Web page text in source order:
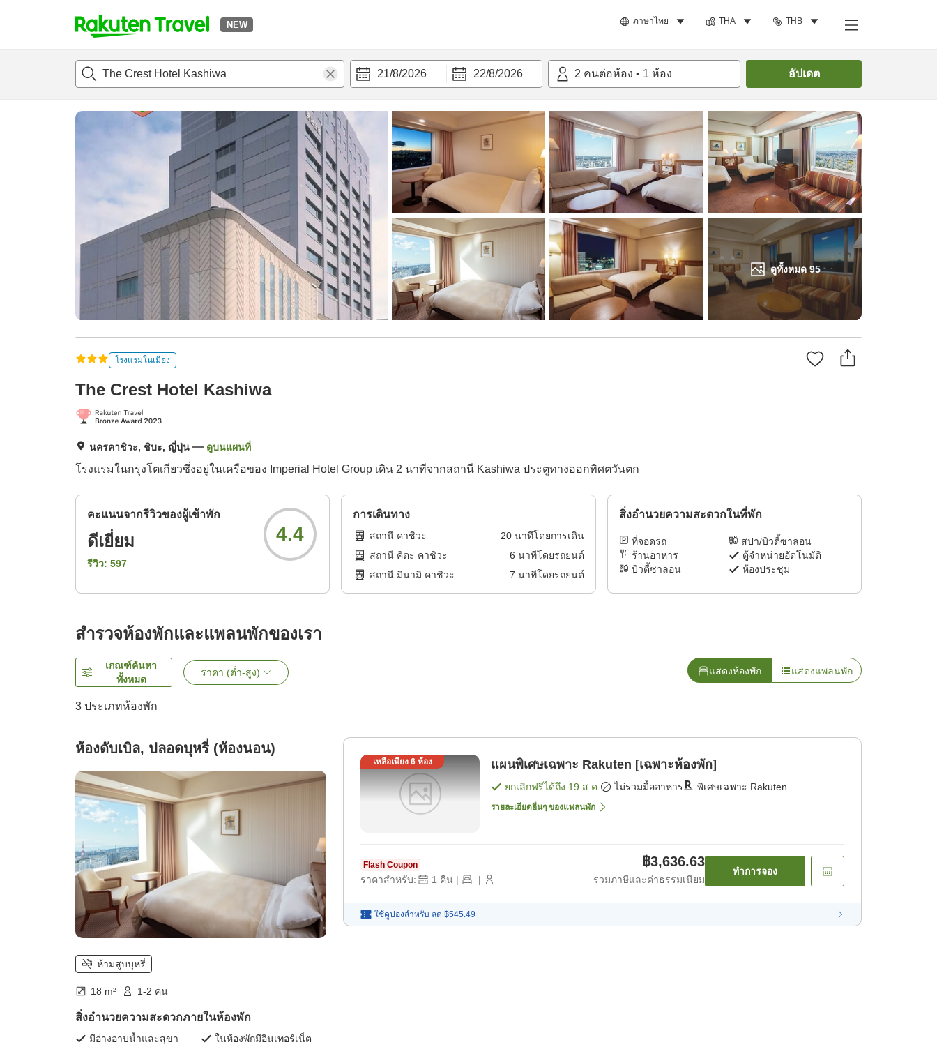
NEW ภาษาไทย THA THB
t
p
a
21/8/2026 22/8/2026 2 คนต่อห้อง • 1 ห้อง อัปเดต
ดูทั้งหมด 95
แนะนำที่พัก ห้องพักและแพลนพักรีวิว ค้นหาห้องพัก
โรงแรมในเมือง
The Crest Hotel Kashiwa
นครคาชิวะ, ชิบะ, ญี่ปุ่น ดูบนแผนที่
โรงแรมในกรุงโตเกียวซึ่งอยู่ในเครือของ Imperial Hotel Group เดิน 2 นาทีจากสถานี Kashiwa ประตูทางออกทิศตวันตก
คะแนนจากรีวิวของผู้เข้าพัก
ดีเยี่ยม
รีวิว: 597
4.4
การเดินทาง
สถานี คาชิวะ 20นาทีโดยการเดิน
สถานี คิตะ คาชิวะ
6 นาทีโดยรถยนต์
สถานี มินามิ คาชิวะ
7 นาทีโดยรถยนต์
สิ่งอำนวยความสะดวกในที่พัก
ที่จอดรถ
สปา/บิวตี้ซาลอน
ร้านอาหาร
ตู้จำหน่ายอัตโนมัติ
บิวตี้ซาลอน
ห้องประชุม
สำรวจห้องพักและแพลนพักของเรา
เกณฑ์ค้นหา
ทั้งหมด
ราคา (ต่ำ-สูง) แสดงห้องพัก แสดงแพลนพัก
3 ประเภทห้องพัก
ห้องดับเบิล, ปลอดบุหรี่ (ห้องนอน)
ห้ามสูบบุหรี่
18 m² 1-2 คน
สิ่งอำนวยความสะดวกภายในห้องพัก
มีอ่างอาบน้ำและสุขา ในห้องพักมีอินเทอร์เน็ต
เหลือเพียง 6ห้อง แผนพิเศษเฉพาะ Rakuten [เฉพาะห้องพัก]
ยกเลิกฟรีได้ถึง 19 ส.ค. ไม่รวมมื้ออาหาร พิเศษเฉพาะ Rakuten
รายละเอียดอื่นๆ ของแพลนพัก
Flash Coupon
ราคาสำหรับ: 1 คืน | |
฿3,636.63
รวมภาษีและค่าธรรมเนียม
ทำการจอง
ใช้คูปองสำหรับ ลด ฿545.49